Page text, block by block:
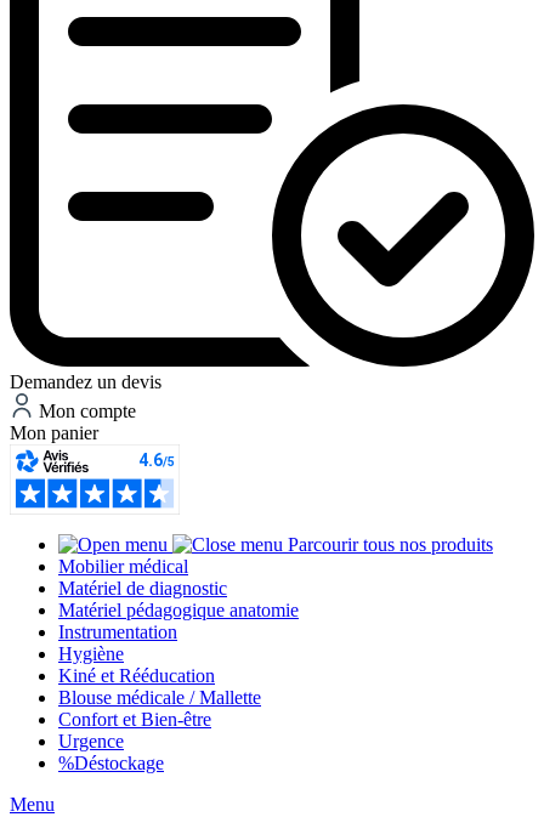
Demandez un devis
Mon compte
Mon panier
Parcourir tous nos produits
Mobilier médical
Matériel de diagnostic
Matériel pédagogique anatomie
Instrumentation
Hygiène
Kiné et Rééducation
Blouse médicale / Mallette
Confort et Bien-être
Urgence
%Déstockage
Menu